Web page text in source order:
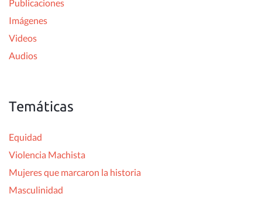
:
Publicaciones
Imágenes
Videos
Audios
Temáticas
Equidad
Violencia Machista
Mujeres que marcaron la historia
Masculinidad